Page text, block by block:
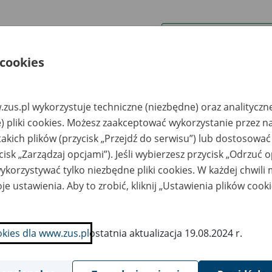
uwagi można przesyłać poprzez
Ukryj wszystkie pozycje bazy
pracy
Miejsce
przechowywania
dokumentów
Nr zespołu akt w
archiwum
państwowym
Daty
w
Użytkowników
"INTEGRA" , 10-410
Olsztyn, ul. Lubelska
wykorzystuje techniczne (niezbędne) oraz
pliki cookies. Możesz zaakceptować wykorzystanie przez
plików (przycisk „Przejdź do serwisu”) lub
„Zarządzaj opcjami”). Jeśli wybierzesz przycisk „Odrzuć
tylko niezbędne pliki cookies. W każdej chwili
ustawienia. Aby to zrobić, kliknij „Ustawienia plików
dla www.zus.plostatnia aktualizacja 19.08.2024 r.